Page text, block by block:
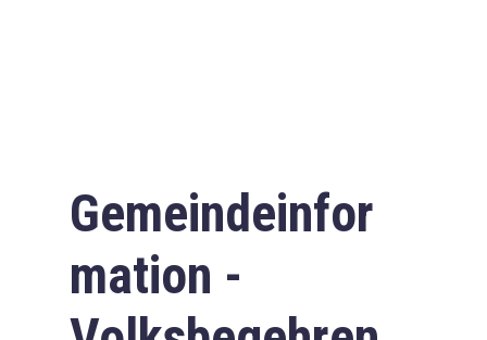
Gemeindeinfor
mation -